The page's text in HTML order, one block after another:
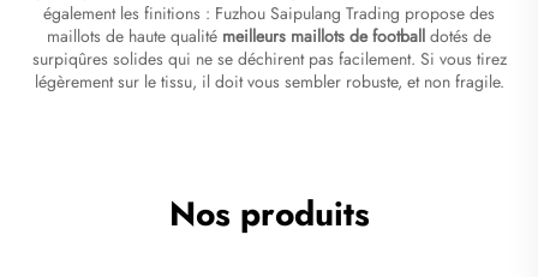
également les finitions : Fuzhou Saipulang Trading propose des
maillots de haute qualité meilleurs maillots de football dotés de
surpiqûres solides qui ne se déchirent pas facilement. Si vous tirez
légèrement sur le tissu, il doit vous sembler robuste, et non fragile.
Nos produits